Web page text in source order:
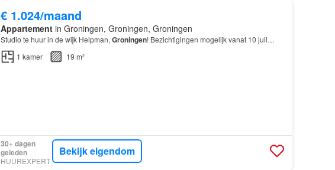
€ 1.024/maand
Appartementin Groningen, Groningen, Groningen
Studio te huur in de wijk Helpman, Groningen! Bezichtigingen mogelijk vanaf 10 juli…
1 kamer 19 m²
30+ dagen
geleden
HUUREXPERT
Bekijk eigendom